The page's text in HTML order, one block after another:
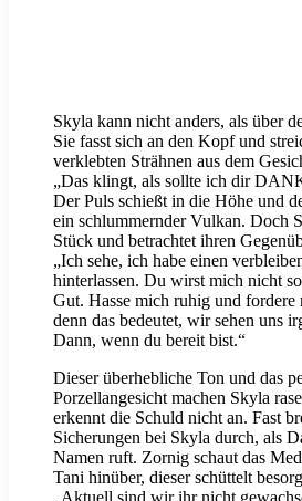
Skyla kann nicht anders, als über
Sie fasst sich an den Kopf und
verklebten Strähnen aus dem
„Das klingt, als sollte ich dir
Der Puls schießt in die Höhe und
ein schlummernder Vulkan. Doch
Stück und betrachtet ihren
„Ich sehe, ich habe einen
hinterlassen. Du wirst mich nicht
Gut. Hasse mich ruhig und fordere
denn das bedeutet, wir sehen uns
Dann, wenn du bereit bist.“
Dieser überhebliche Ton und das
Porzellangesicht machen Skyla
erkennt die Schuld nicht an. Fast
Sicherungen bei Skyla durch, als
Namen ruft. Zornig schaut das
Tani hinüber, dieser schüttelt
„Aktuell sind wir ihr nicht